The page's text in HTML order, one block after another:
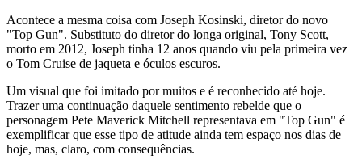
Acontece a mesma coisa com Joseph Kosinski, diretor do novo
"Top Gun". Substituto do diretor do longa original, Tony Scott,
morto em 2012, Joseph tinha 12 anos quando viu pela primeira vez
o Tom Cruise de jaqueta e óculos escuros.
Um visual que foi imitado por muitos e é reconhecido até hoje.
Trazer uma continuação daquele sentimento rebelde que o
personagem Pete Maverick Mitchell representava em "Top Gun" é
exemplificar que esse tipo de atitude ainda tem espaço nos dias de
hoje, mas, claro, com consequências.